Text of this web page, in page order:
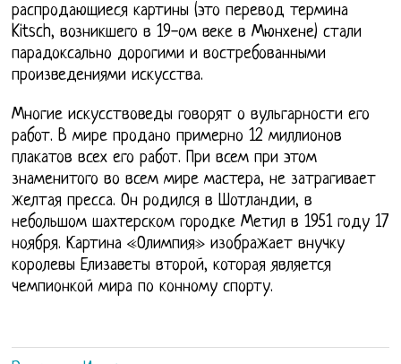
распродающиеся картины (это перевод термина
Kitsch, возникшего в 19-ом веке в Мюнхене) стали
парадоксально дорогими и востребованными
произведениями искусства.
Многие искусствоведы говорят о вульгарности его
работ. В мире продано примерно 12 миллионов
плакатов всех его работ. При всем при этом
знаменитого во всем мире мастера, не затрагивает
желтая пресса. Он родился в Шотландии, в
небольшом шахтерском городке Метил в 1951 году 17
ноября. Картина «Олимпия» изображает внучку
королевы Елизаветы второй, которая является
чемпионкой мира по конному спорту.